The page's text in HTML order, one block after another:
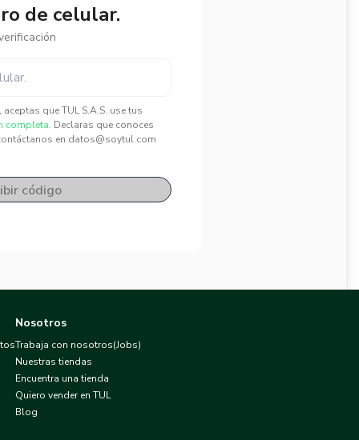
de celular.
que TUL S.A.S. use tus
completa. Declaras que conoces
en datos@soytul.com
código
Nosotros
Trabaja con nosotros(Jobs)
Nuestras tiendas
Encuentra una tienda
Quiero vender en TUL
Blog